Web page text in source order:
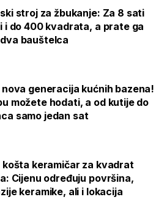
stroj za žbukanje: Za 8 sati
i do 400 kvadrata, a prate ga
bauštelca
generacija kućnih bazena!
možete hodati, a od kutije do
samo jedan sat
košta keramičar za kvadrat
Cijenu određuju površina,
keramike, ali i lokacija